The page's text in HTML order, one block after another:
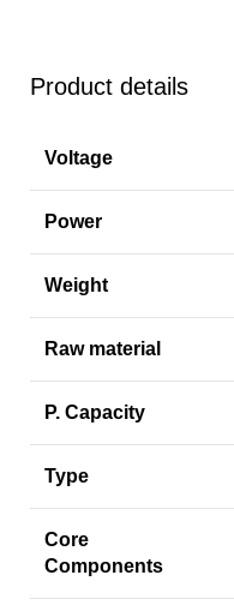
Product details
Voltage
Power
Weight
Raw material
P. Capacity
Type
Core
Components